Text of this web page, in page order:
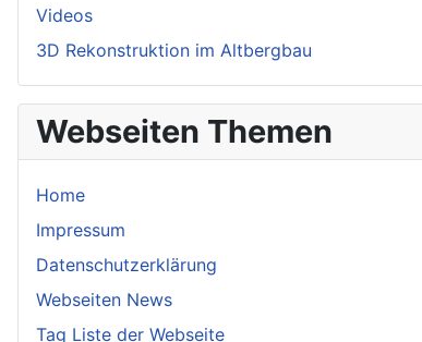
Videos
3D Rekonstruktion im Altbergbau
Webseiten Themen
Home
Impressum
Datenschutzerklärung
Webseiten News
Tag Liste der Webseite